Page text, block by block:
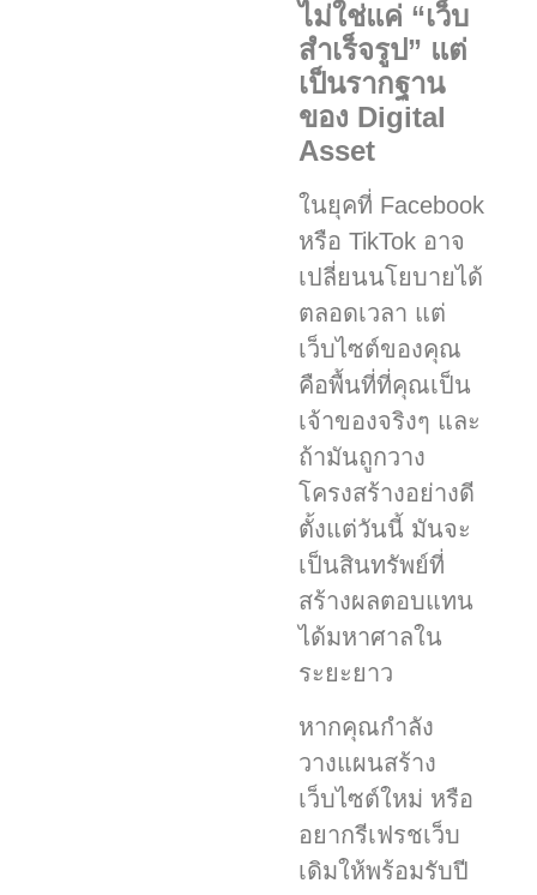
ไม่ใช่แค่ “เว็บ
สำเร็จรูป” แต่
เป็นรากฐาน
ของ Digital
Asset
ในยุคที่ Facebook
หรือ TikTok อาจ
เปลี่ยนนโยบายได้
ตลอดเวลา แต่
เว็บไซต์ของคุณ
คือพื้นที่ที่คุณเป็น
เจ้าของจริงๆ และ
ถ้ามันถูกวาง
โครงสร้างอย่างดี
ตั้งแต่วันนี้ มันจะ
เป็นสินทรัพย์ที่
สร้างผลตอบแทน
ได้มหาศาลใน
ระยะยาว
หากคุณกำลัง
วางแผนสร้าง
เว็บไซต์ใหม่ หรือ
อยากรีเฟรชเว็บ
เดิมให้พร้อมรับปี